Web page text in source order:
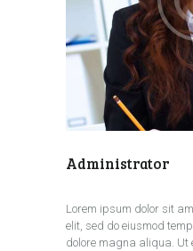
Administrator
Lorem ipsum dolor sit
elit, sed do eiusmod
dolore magna aliqua. Ut